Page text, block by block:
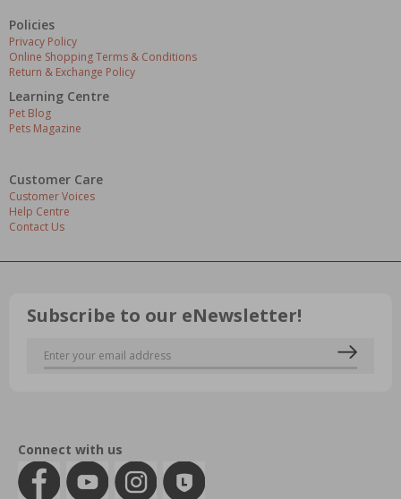
Policies
Privacy Policy
Online Shopping Terms & Conditions
Return & Exchange Policy
Learning Centre
Pet Blog
Pets Magazine
Customer Care
Customer Voices
Help Centre
Contact Us
Subscribe to our eNewsletter!
Connect with us